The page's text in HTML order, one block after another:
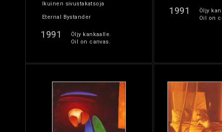
Ikuinen sivustakatsoja
Eternal Bystander
1991
Öljy kankaalle.
Oil on canvas.
1991
Öljy
Oil on